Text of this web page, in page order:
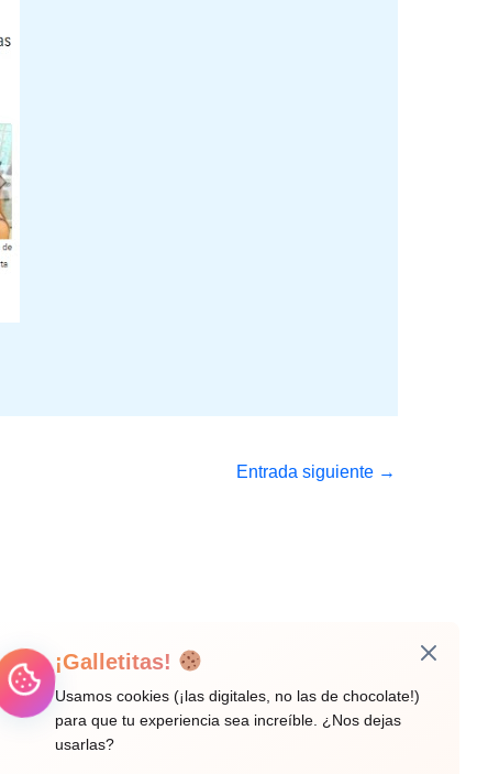
Entrada siguiente →
¡Galletitas!
Usamos cookies (¡las digitales, no las de chocolate!)
para que tu experiencia sea increíble. ¿Nos dejas
usarlas?